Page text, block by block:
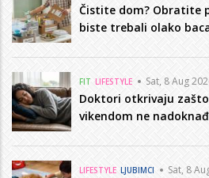
Čistite dom? Obratite
biste trebali olako
FIT LIFESTYLE Sat, 8 Aug
Doktori otkrivaju
vikendom ne
LIFESTYLE LJUBIMCI Sat, 8